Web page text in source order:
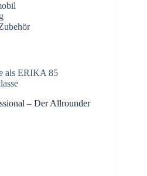
als ERIKA 85
– Der Allrounder